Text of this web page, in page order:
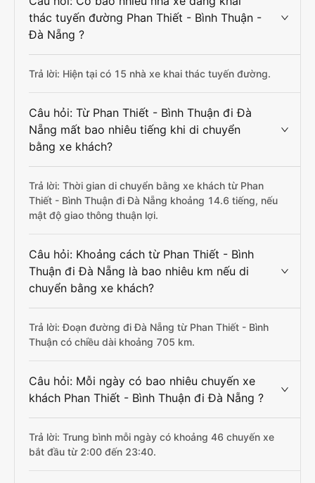
thác tuyến đường Phan Thiết - Bình Thuận -
Đà Nẵng ?
Trả lời: Hiện tại có 15 nhà xe khai thác tuyến đường.
Câu hỏi: Từ Phan Thiết - Bình Thuận đi Đà
Nẵng mất bao nhiêu tiếng khi di chuyển
bằng xe khách?
Trả lời: Thời gian di chuyển bằng xe khách từ Phan
Thiết - Bình Thuận đi Đà Nẵng khoảng 14.6 tiếng, nếu
mật độ giao thông thuận lợi.
Câu hỏi: Khoảng cách từ Phan Thiết - Bình
Thuận đi Đà Nẵng là bao nhiêu km nếu di
chuyển bằng xe khách?
Trả lời: Đoạn đường đi Đà Nẵng từ Phan Thiết - Bình
Thuận có chiều dài khoảng 705 km.
Câu hỏi: Mỗi ngày có bao nhiêu chuyến xe
khách Phan Thiết - Bình Thuận đi Đà Nẵng ?
Trả lời: Trung bình mỗi ngày có khoảng 46 chuyến xe
bắt đầu từ 2:00 đến 23:40.